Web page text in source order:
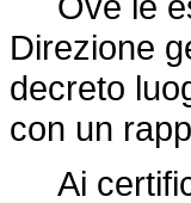
Direzione
decreto
con un
Ai